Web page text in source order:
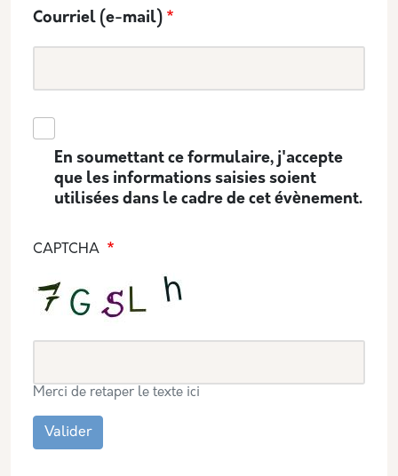
Courriel (e-mail)
En soumettant ce formulaire, j'accepte
que les informations saisies soient
utilisées dans le cadre de cet évènement.
CAPTCHA
Merci de retaper le texte ici
Valider